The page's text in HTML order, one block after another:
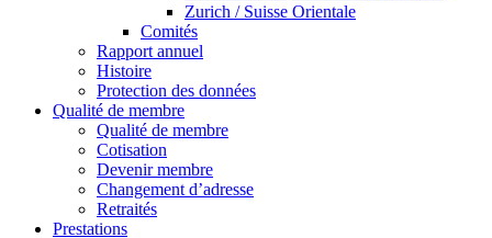
Zurich / Suisse Orientale
Comités
Rapport annuel
Histoire
Protection des données
Qualité de membre
Qualité de membre
Cotisation
Devenir membre
Changement d’adresse
Retraités
Prestations